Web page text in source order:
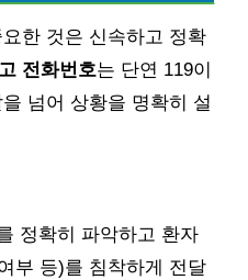
한 것은 신속하고 정확
전화번호는 단연 119이
넘어 상황을 명확히 설
정확히 파악하고 환자
부 등)를 침착하게 전달